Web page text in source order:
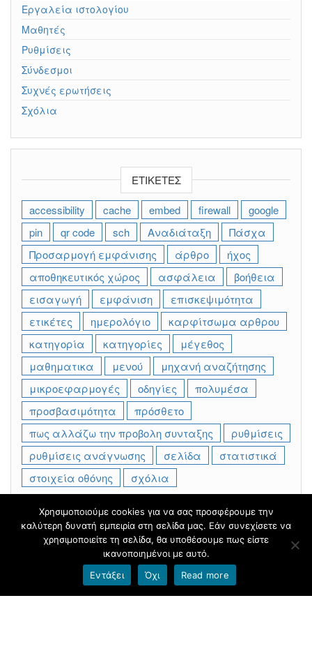
Εργαλεία ιστολογίου
Μαθητές
Ρυθμίσεις
Σύνδεσμοι
Συχνές ερωτήσεις
Σχόλια
ΕΤΙΚΈΤΕΣ
accessibility cache embed firewall
google
pin
qr code sch Αναδιάταξη
Πάσχα
Προσαρμογή εμφάνισης
άρθρο
ήχος
αποθηκευτικός χώρος
ασφάλεια
βοήθεια
εισαγωγή
εμφάνιση
επισκεψιμότητα
ετικέτες
ημερολόγιο
καρφίτσωμα αρθρου
κατηγορία
κατηγορίες
μέγεθος
μαθηματικα
μενού
μηχανή αναζήτησης
μικροεφαρμογές
οδηγίες
πολυμέσα
προσβασιμότητα
πρόσθετο
πως αλλάζω την προβολη συνταξης
ρυθμίσεις
ρυθμίσεις ανάγνωσης
σελίδα
στατιστικά
στοιχεία οθόνης
σχόλια
Φιλοξενείται στοblogs.sch.gr |Θέμα βασισμένο στο
Head Blog
Όροι χρήσης blogs.sch.gr|Δήλωση προσβασιμότητας
Χρησιμοποιούμε cookies για να σας προσφέρουμε την
καλύτερη δυνατή εμπειρία στη σελίδα μας. Εάν συνεχίσετε να
χρησιμοποιείτε τη σελίδα, θα υποθέσουμε πως είστε
ικανοποιημένοι με αυτό.
Εντάξει
Όχι Read more